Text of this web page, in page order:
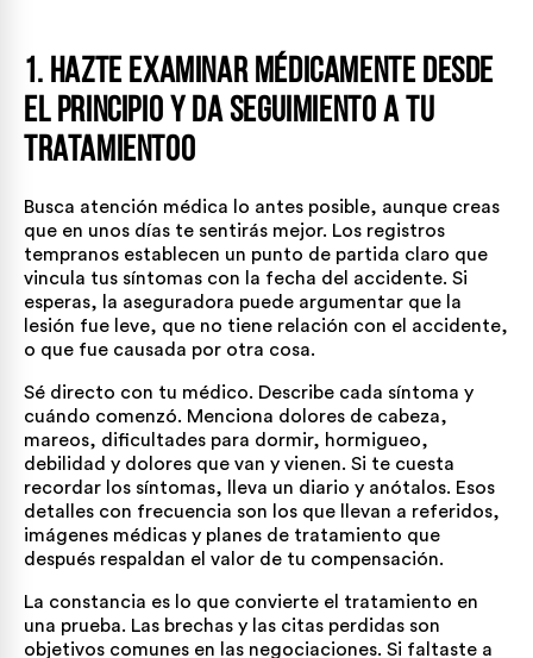
1. Hazte examinar médicamente desde
el principio y da seguimiento a tu
tratamientoo
Busca atención médica lo antes posible, aunque creas
que en unos días te sentirás mejor. Los registros
tempranos establecen un punto de partida claro que
vincula tus síntomas con la fecha del accidente. Si
esperas, la aseguradora puede argumentar que la
lesión fue leve, que no tiene relación con el accidente,
o que fue causada por otra cosa.
Sé directo con tu médico. Describe cada síntoma y
cuándo comenzó. Menciona dolores de cabeza,
mareos, dificultades para dormir, hormigueo,
debilidad y dolores que van y vienen. Si te cuesta
recordar los síntomas, lleva un diario y anótalos. Esos
detalles con frecuencia son los que llevan a referidos,
imágenes médicas y planes de tratamiento que
después respaldan el valor de tu compensación.
La constancia es lo que convierte el tratamiento en
una prueba. Las brechas y las citas perdidas son
objetivos comunes en las negociaciones. Si faltaste a